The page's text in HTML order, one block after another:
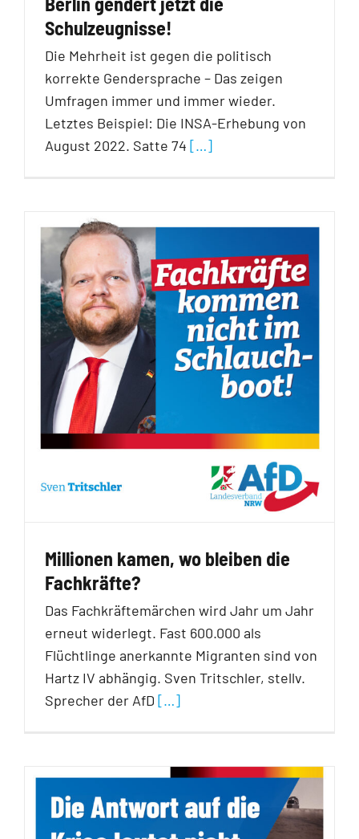
Schulzeugnisse!
Die Mehrheit ist gegen die politisch
korrekte Gendersprache – Das zeigen
Umfragen immer und immer wieder.
Letztes Beispiel: Die INSA-Erhebung von
August 2022. Satte 74 […]
Millionen kamen, wo bleiben die
Fachkräfte?
Das Fachkräftemärchen wird Jahr um Jahr
erneut widerlegt. Fast 600.000 als
Flüchtlinge anerkannte Migranten sind von
Hartz IV abhängig. Sven Tritschler, stellv.
Sprecher der AfD […]